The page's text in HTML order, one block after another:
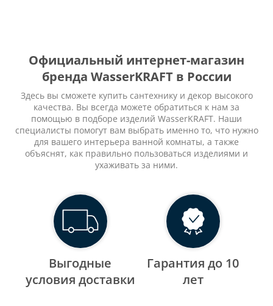
Официальный интернет-магазин
бренда WasserKRAFT в России
Здесь вы сможете купить сантехнику и декор высокого
качества. Вы всегда можете обратиться к нам за
помощью в подборе изделий WasserKRAFT. Наши
специалисты помогут вам выбрать именно то, что нужно
для вашего интерьера ванной комнаты, а также
объяснят, как правильно пользоваться изделиями и
ухаживать за ними.
Выгодные
уcловия доставки
Гарантия до 10
лет